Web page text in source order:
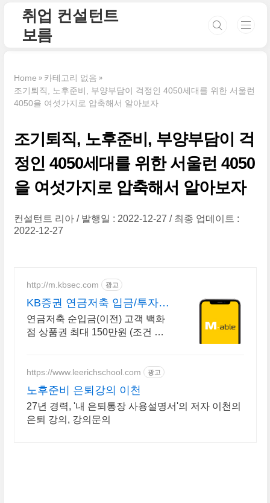
취업 컨설턴트
보름
Home
카테고리 없음
조기퇴직, 노후준비, 부양부담이 걱정인 4050세대를 위한 서울런
4050을 여섯가지로 압축해서 알아보자
조기퇴직, 노후준비, 부양부담이 걱
정인 4050세대를 위한 서울런 4050
을 여섯가지로 압축해서 알아보자
컨설턴트 리아 발행일 : 2022-12-27
최종 업데이트 :
2022-12-27
http://m.kbsec.com 광고
KB증권 연금저축 입금/투자
구간별 쿠폰 혜택
연금저축 순입금(이전) 고객 백화
점 상품권 최대 150만원 (조건 충
https://www.leerichschool.com 광고
노후준비 은퇴강의 이천
27년 경력, '내 은퇴통장 사용설명서'의 저자 이천의
은퇴 강의, 강의문의